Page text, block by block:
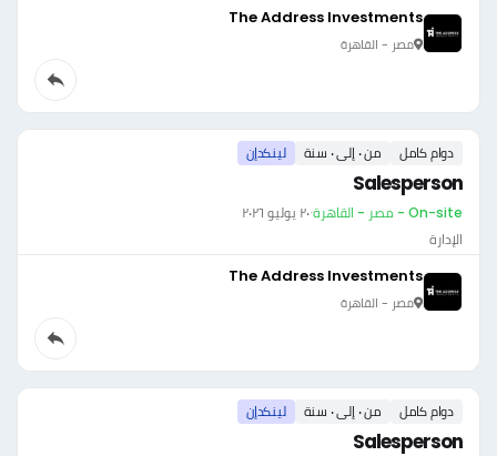
The Address Investments
مصر - القاهرة
دوام كامل من ٠ إلى ٠ سنة لينكدإن
Salesperson
On-site - مصر - القاهرة ·٢٠ يوليو ٢٠٢٦
الإدارة
The Address Investments
مصر - القاهرة
دوام كامل من ٠ إلى ٠ سنة لينكدإن
Salesperson